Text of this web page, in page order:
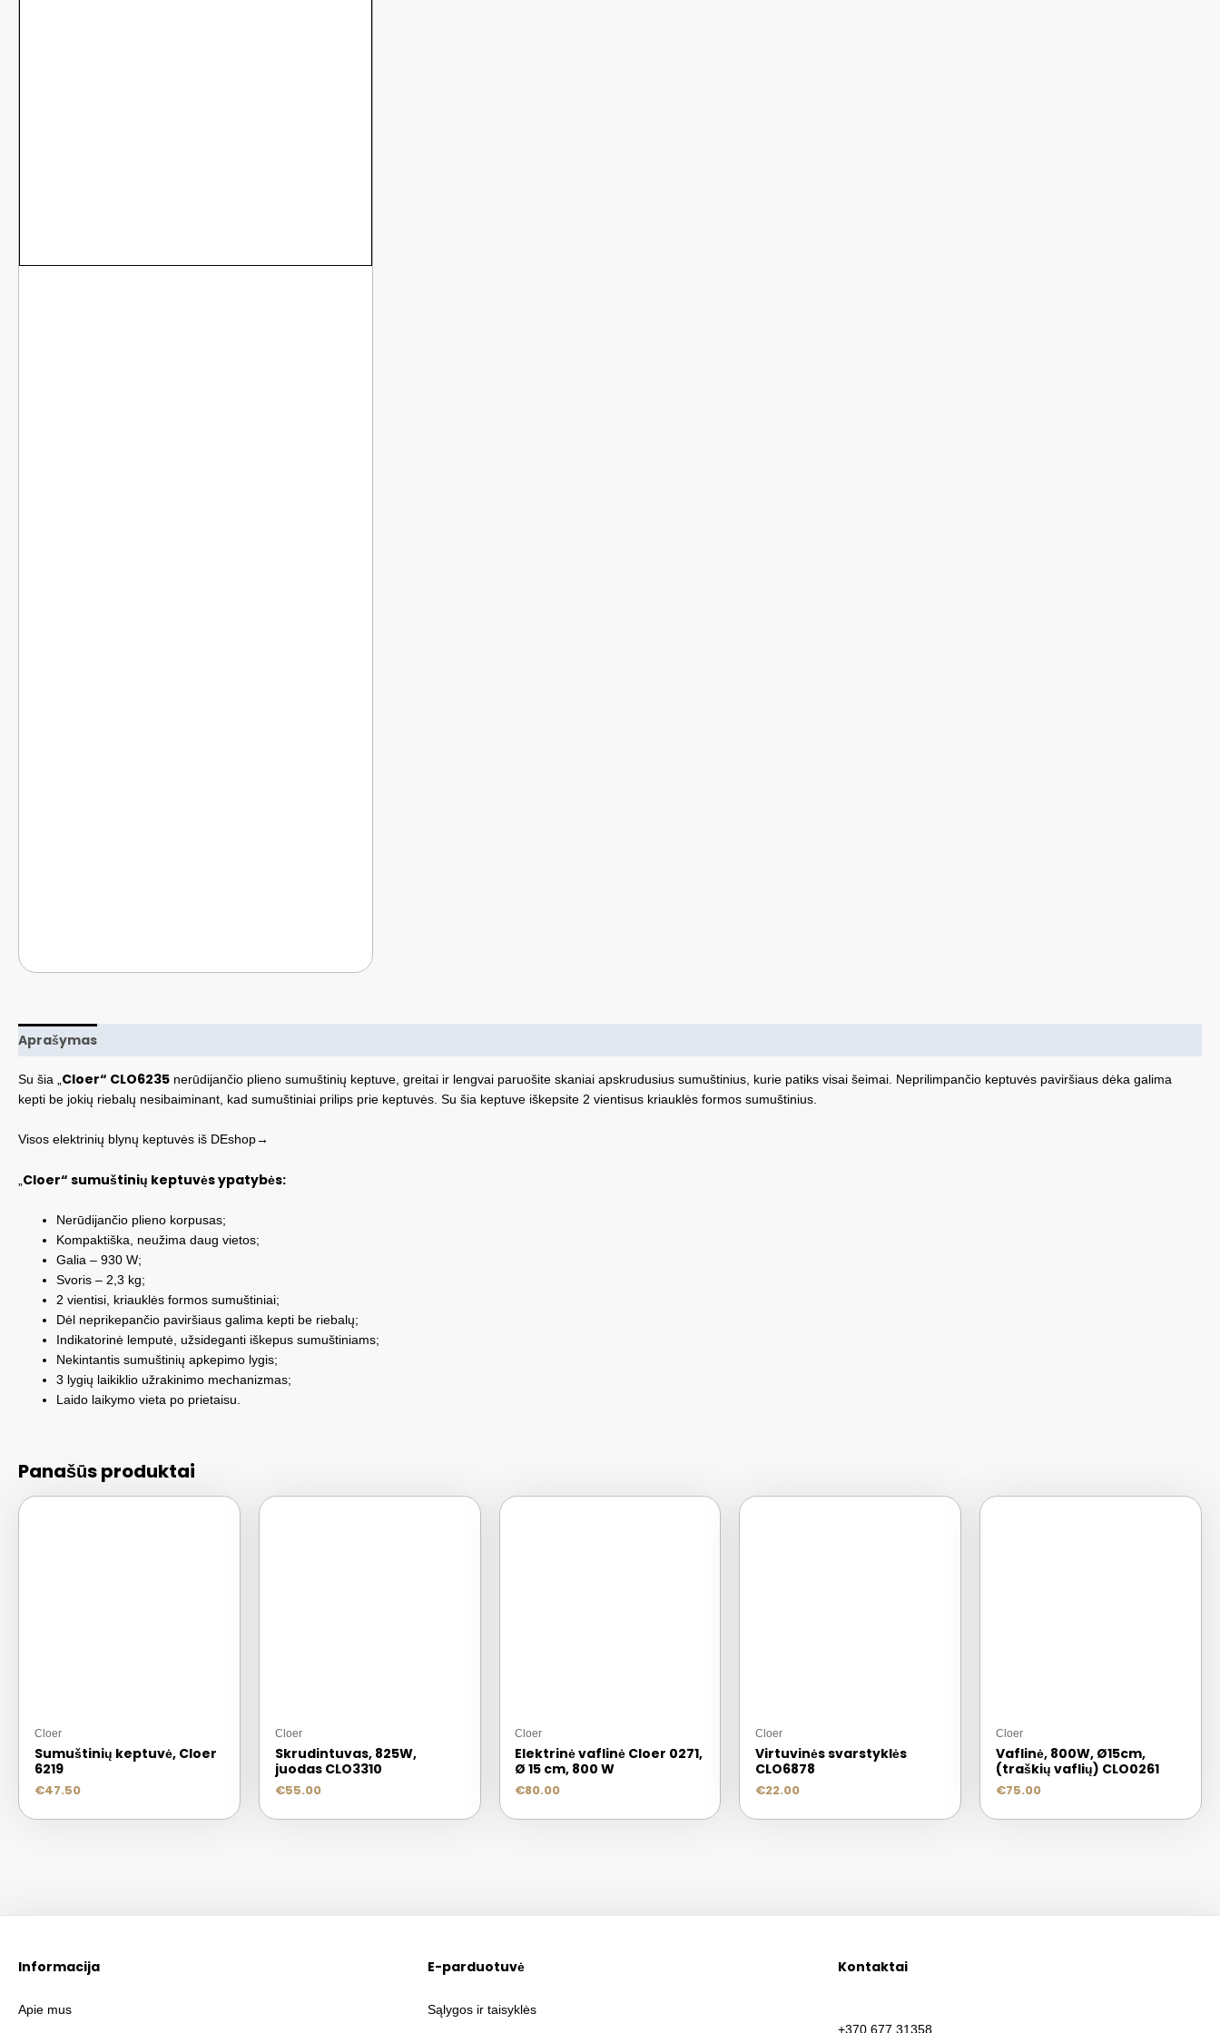
Aprašymas
Su šia „ Cloer“ CLO6235 nerūdijančio plieno sumuštinių keptuve, greitai ir lengvai paruošite skaniai apskrudusius sumuštinius, kurie patiks visai šeimai. Neprilimpančio keptuvės paviršiaus dėka galima
kepti be jokių riebalų nesibaiminant, kad sumuštiniai prilips prie keptuvės. Su šia keptuve iškepsite 2 vientisus kriauklės formos sumuštinius.
Visos elektrinių blynų keptuvės iš DEshop→
Cloer“ sumuštinių keptuvės ypatybės:
Nerūdijančio plieno korpusas;
Kompaktiška, neužima daug vietos;
Galia – 930 W;
Svoris – 2,3 kg;
2 vientisi, kriauklės formos sumuštiniai;
Dėl neprikepančio paviršiaus galima kepti be riebalų;
Indikatorinė lemputė, užsideganti iškepus sumuštiniams;
Nekintantis sumuštinių apkepimo lygis;
3 lygių laikiklio užrakinimo mechanizmas;
Laido laikymo vieta po prietaisu.
Panašūs produktai
Cloer
Sumuštinių keptuvė, Cloer
6219
€47.50
Cloer
Skrudintuvas, 825W,
juodas CLO3310
€55.00
Cloer
Elektrinė vaflinė Cloer 0271,
Ø 15 cm, 800 W
€80.00
Cloer
Virtuvinės svarstyklės
CLO6878
€22.00
Cloer
Vaflinė, 800W, Ø15cm,
(traškių vaflių) CLO0261
€75.00
Informacija
Apie mus
E-parduotuvė
Sąlygos ir taisyklės
Kontaktai
+370 677 31358